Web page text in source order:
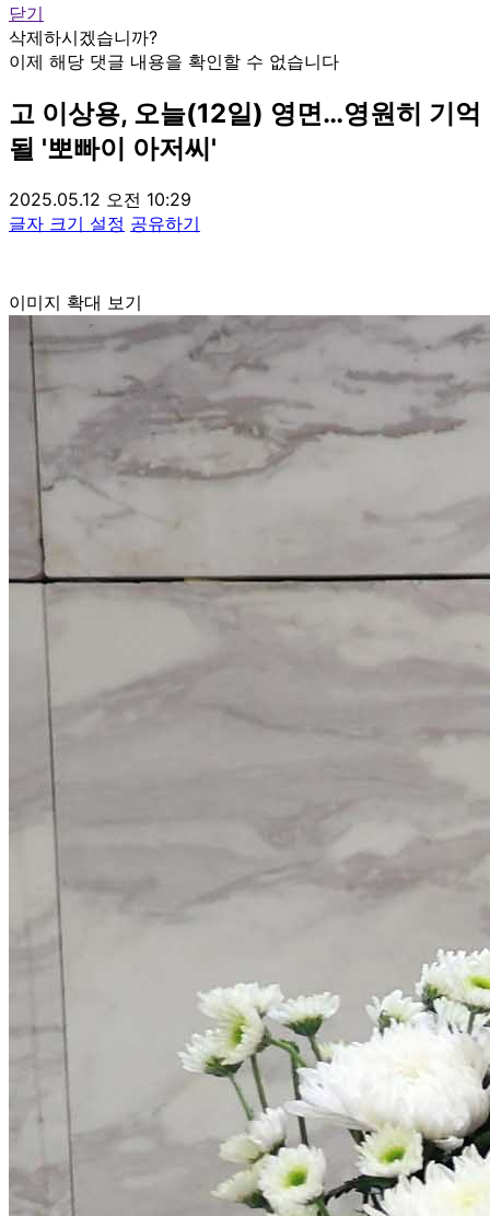
닫기
삭제하시겠습니까?
이제 해당 댓글 내용을 확인할 수 없습니다
고 이상용, 오늘(12일) 영면…영원히 기억
될 '뽀빠이 아저씨'
2025.05.12 오전 10:29
글자 크기 설정 공유하기
이미지 확대 보기